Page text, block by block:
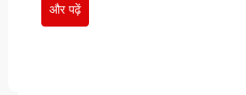
और पढ़ेंऔर
पढ़ें